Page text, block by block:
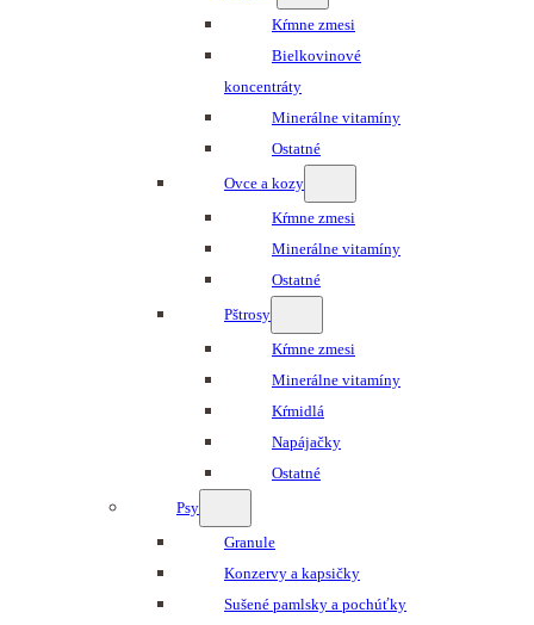
Kŕmne zmesi
Bielkovinové
koncentráty
Minerálne vitamíny
Ostatné
Ovce a kozy
Kŕmne zmesi
Minerálne vitamíny
Ostatné
Pštrosy
Kŕmne zmesi
Minerálne vitamíny
Kŕmidlá
Napájačky
Ostatné
Psy
Granule
Konzervy a kapsičky
Sušené pamlsky a pochúťky